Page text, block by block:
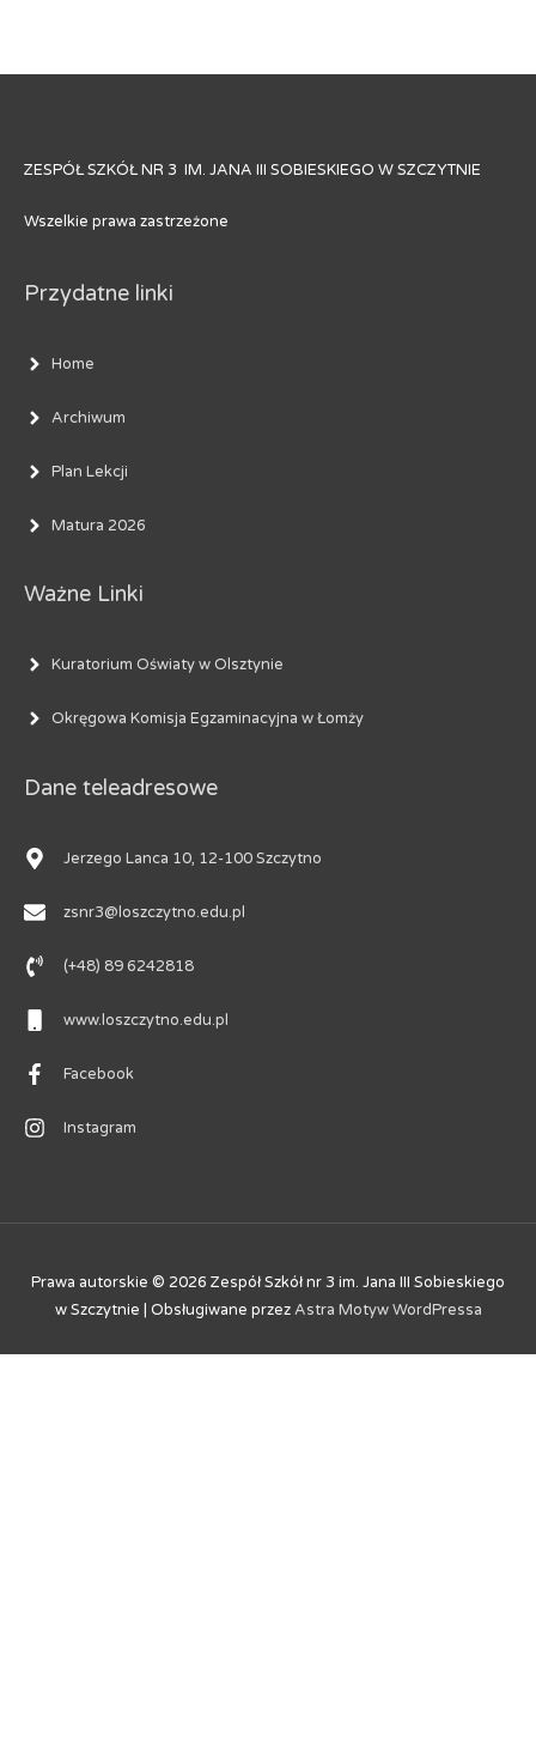
ZESPÓŁ SZKÓŁ NR 3 IM. JANA III SOBIESKIEGO W SZCZYTNIE
Wszelkie prawa zastrzeżone
Przydatne linki
Home
Archiwum
Plan Lekcji
Matura 2026
Ważne Linki
Kuratorium Oświaty w Olsztynie
Okręgowa Komisja Egzaminacyjna w Łomży
Dane teleadresowe
Jerzego Lanca 10, 12-100 Szczytno
zsnr3@loszczytno.edu.pl
(+48) 89 6242818
www.loszczytno.edu.pl
Facebook
Instagram
Prawa autorskie © 2026 Zespół Szkół nr 3 im. Jana III Sobieskiego
w Szczytnie | Obsługiwane przezAstra Motyw WordPressa